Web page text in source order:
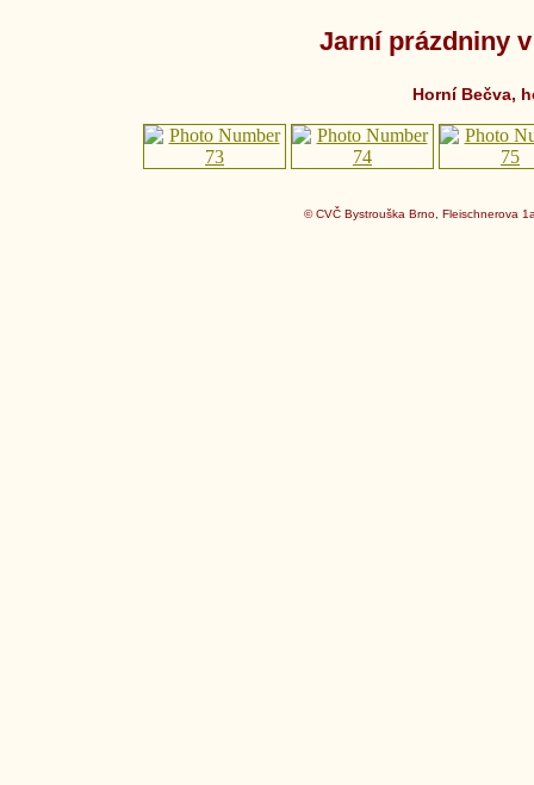
Jarní prázdniny
Horní Bečva,
© CVČ Bystrouška Brno, Fleischnerova